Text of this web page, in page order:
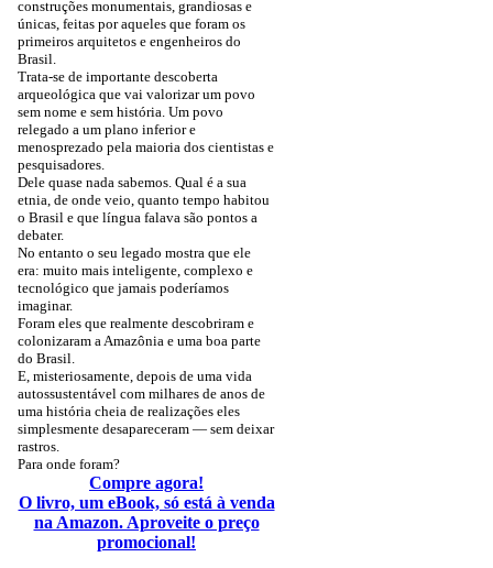
construções monumentais, grandiosas e
únicas, feitas por aqueles que foram os
primeiros arquitetos e engenheiros do
Brasil.
Trata-se de importante descoberta
arqueológica que vai valorizar um povo
sem nome e sem história. Um povo
relegado a um plano inferior e
menosprezado pela maioria dos cientistas e
pesquisadores.
Dele quase nada sabemos. Qual é a sua
etnia, de onde veio, quanto tempo habitou
o Brasil e que língua falava são pontos a
debater.
No entanto o seu legado mostra que ele
era: muito mais inteligente, complexo e
tecnológico que jamais poderíamos
imaginar.
Foram eles que realmente descobriram e
colonizaram a Amazônia e uma boa parte
do Brasil.
E, misteriosamente, depois de uma vida
autossustentável com milhares de anos de
uma história cheia de realizações eles
simplesmente desapareceram — sem deixar
rastros.
Para onde foram?
Compre agora!
O livro, um eBook, só está à venda
na Amazon. Aproveite o preço
promocional!